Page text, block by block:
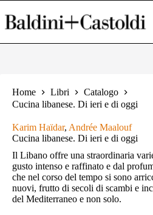
al
contenuto
Home Libri
Catalogo
Cucina libanese. Di ieri e di oggi
Karim Haïdar, Andrée Maalouf
Cucina libanese. Di ieri e di oggi
Il Libano offre una straordinaria
gusto intenso e raffinato e dal
che nel corso del tempo si sono
nuovi, frutto di secoli di scambi e
del Mediterraneo e non solo.